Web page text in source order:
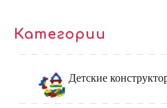
Категории
Детские